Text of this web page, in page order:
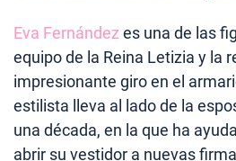
Eva Fernández es una de las
equipo de la Reina Letizia y la
impresionante giro en el
estilista lleva al lado de la
una década, en la que ha
abrir su vestidor a nuevas